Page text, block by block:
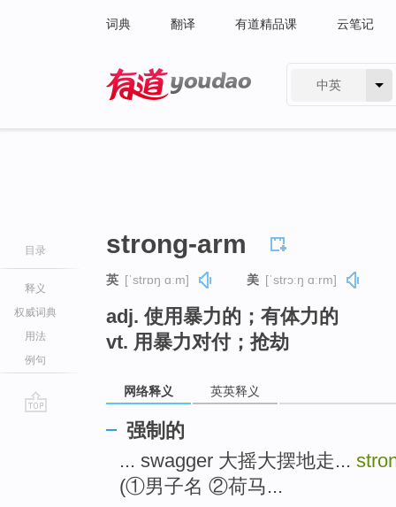
词典 翻译 有道精品课 云笔记
中英
目录
释义
权威词典
用法
例句
strong-arm
英 [ˈstrɒŋ ɑːm] 美 [ˈstrɔːŋ ɑːrm]
adj. 使用暴力的；有体力的
vt. 用暴力对付；抢劫
网络释义 英英释义
强制的
... swagger 大摇大摆地走...
(①男子名 ②荷马...